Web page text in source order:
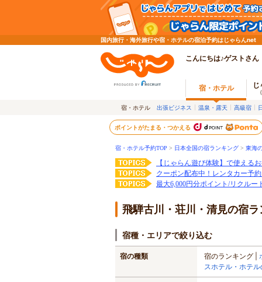
国内旅行・海外旅行や宿・ホテルの宿泊予約はじゃらんnet
こんにちは♪ゲストさん
宿・ホテル じ
宿・ホテル 出張ビジネス 温泉・露天 高級宿
ポイントがたまる・つかえる
宿・ホテル予約TOP > 日本全国の宿ランキング > 東海
【じゃらん遊び体験】で使える
クーポン配布中！レンタカー予
最大6,000円分ポイント/リクルー
飛騨古川・荘川・清見の宿ラ
宿種・エリアで絞り込む
宿の種類 宿のランキング
スホテル・ホテ